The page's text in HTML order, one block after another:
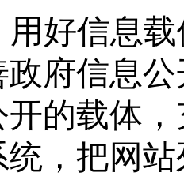
用好信息
府信息
开的载体
，把网